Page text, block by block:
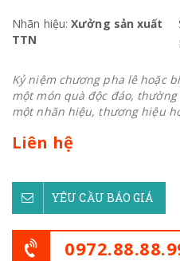
Nhãn hiệu: Xưởng sản xuất
TTN
Kỷ niệm chương pha lê hoặc
một món quà độc đáo,
một nhãn hiệu, thương hiệu
Liên hệ
YÊU CẦU BÁO GIÁ